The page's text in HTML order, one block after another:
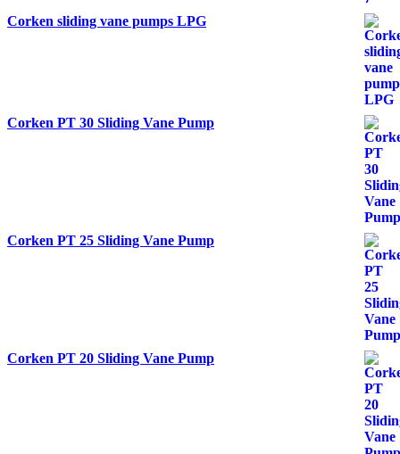
Corken sliding vane pumps LPG
Corken PT 30 Sliding Vane Pump
Corken PT 25 Sliding Vane Pump
Corken PT 20 Sliding Vane Pump